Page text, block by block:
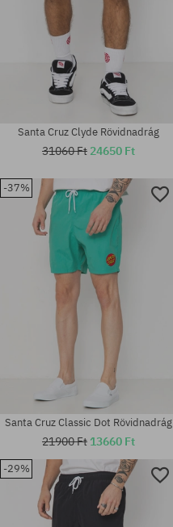
Elérhető méretek:
Elérhető méretek:
Santa Cruz Clyde Rövidnadrág
31060 Ft 24650 Ft
-37%
Santa Cruz Classic Dot Rövidnadrág
21900 Ft 13660 Ft
-29%